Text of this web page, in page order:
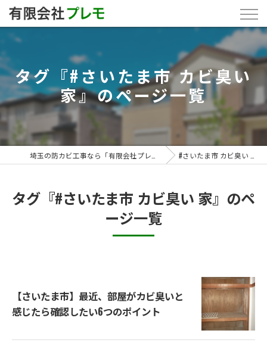
タグ『#さいたま市 カビ臭い
家』のページ一覧
#さいたま市 カビ臭い 家
タグ『#さいたま市 カビ臭い 家』のペ
ージ一覧
【さいたま市】最近、部屋がカビ臭いと
感じたら確認したい6つのポイント